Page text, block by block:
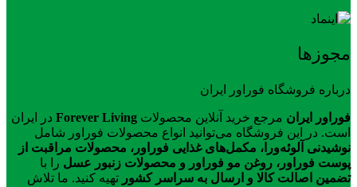
مجوزها
درباره فروشگاه فوراور ایران
فوراور ایران مرجع خرید آنلاین محصولات Forever Living در ایران
است. در این فروشگاه می‌توانید انواع محصولات فوراور شامل
نوشیدنی آلوئه‌ورا، مکمل‌های غذایی فوراور، محصولات مراقبت از
پوست فوراور، روغن مو فوراور و محصولات زنبور عسل را با
تضمین اصالت کالا و ارسال به سراسر کشور تهیه کنید. ما تلاش